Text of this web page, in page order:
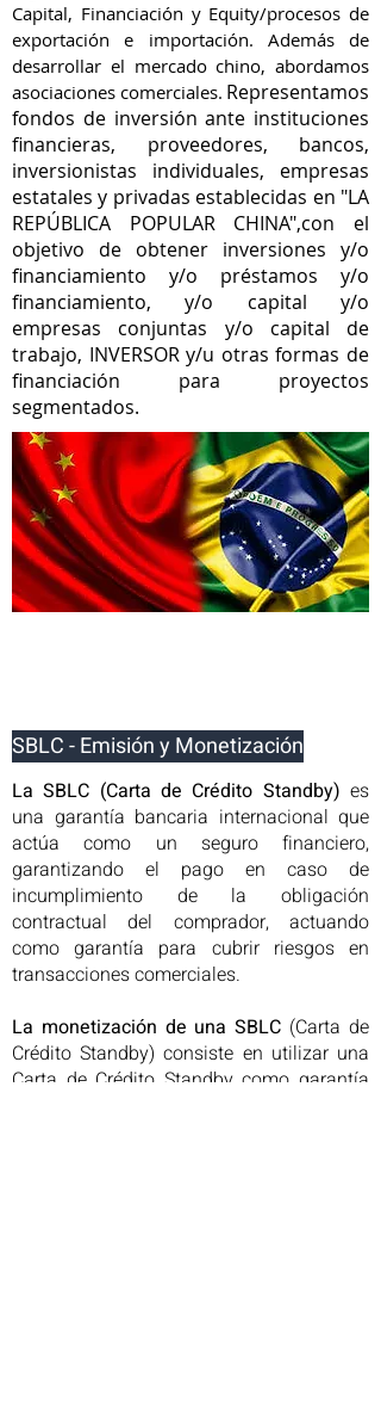
Capital, Financiación y Equity/procesos de
exportación e importación. Además de
desarrollar el mercado chino, abordamos
asociaciones comerciales. Representamos
fondos de inversión ante instituciones
financieras, proveedores, bancos,
inversionistas individuales, empresas
estatales y privadas establecidas en "LA
REPÚBLICA POPULAR CHINA",con el
objetivo de obtener inversiones y/o
financiamiento y/o préstamos y/o
financiamiento, y/o capital y/o
empresas conjuntas y/o capital de
trabajo, INVERSOR y/u otras formas de
financiación para proyectos
segmentados.
SBLC - Emisión y Monetización
La SBLC (Carta de Crédito Standby) es
una garantía bancaria internacional que
actúa como un seguro financiero,
garantizando el pago en caso de
incumplimiento de la obligación
contractual del comprador, actuando
como garantía para cubrir riesgos en
transacciones comerciales.
La monetización de una SBLC (Carta de
Crédito Standby) consiste en utilizar una
Carta de Crédito Standby como garantía